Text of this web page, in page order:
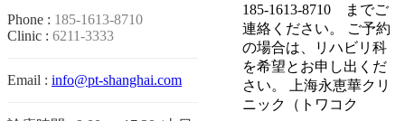
Phone : 185-1613-8710
Clinic : 6211-3333
Email : info@pt-shanghai.com
185-1613‐8710 までご
連絡ください。 ご予約
の場合は、リハビリ科
を希望とお申し出くだ
さい。 上海永恵華クリ
ニック（トワコク